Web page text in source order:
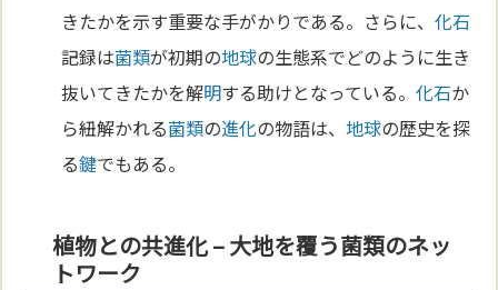
きたかを示す重要な手がかりである。さらに、化石
記録は菌類が初期の地球の生態系でどのように生き
抜いてきたかを解明する助けとなっている。化石か
ら紐解かれる菌類の進化の物語は、地球の歴史を探
る鍵でもある。
植物との共進化 – 大地を覆う菌類のネッ
トワーク